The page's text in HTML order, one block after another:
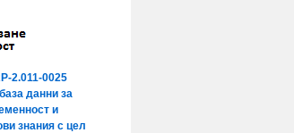
2.011-0025
данни за
и
знания с цел